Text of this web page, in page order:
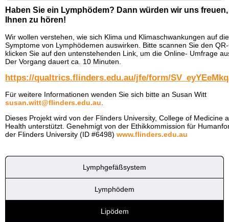
Haben Sie ein Lymphödem? Dann würden wir uns
Ihnen zu hören!
Wir wollen verstehen, wie sich Klima und Klimaschwankungen auf die
Symptome von Lymphödemen auswirken. Bitte scannen Sie den
klicken Sie auf den untenstehenden Link, um die Online- Umfrage
Der Vorgang dauert ca. 10 Minuten.
https://qualtrics.flinders.edu.au/jfe/form/
Für weitere Informationen wenden Sie sich bitte an Susan Witt
susan.witt@flinders.edu.au
Dieses Projekt wird von der Flinders University, College of Medicine
Health unterstützt. Genehmigt von der Ethikkommission für
der Flinders University (ID #6498) www.flinders.edu.au
Lymphgefäßsystem
Lymphödem
Lipödem